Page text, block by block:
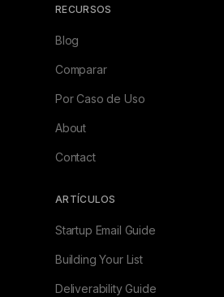
RECURSOS
Blog
Comparar
Por Caso de Uso
About
Contact
ARTÍCULOS
Startup Email Guide
Building Your List
Deliverability Guide